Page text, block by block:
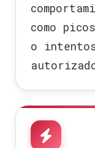
como
o